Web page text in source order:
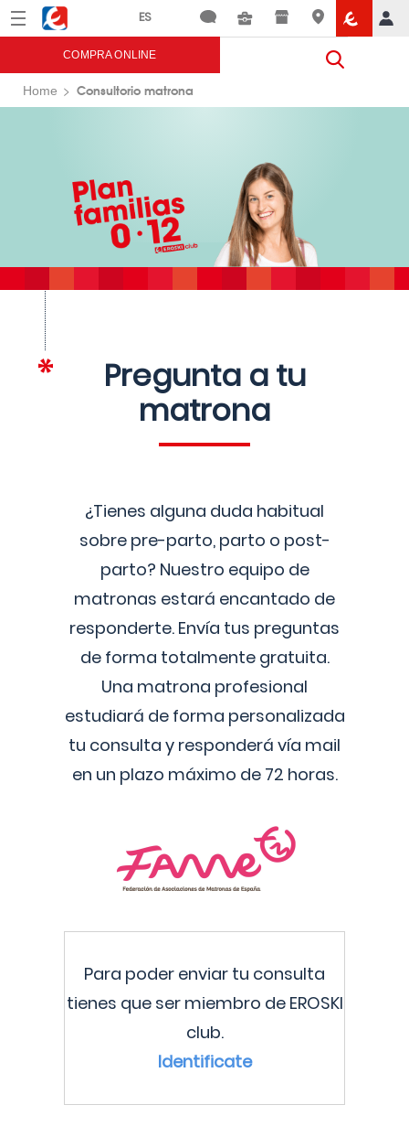
Menú Eroski
COMPRA ONLINE
Home Consultorio matrona
Pregunta a tu
matrona
¿Tienes alguna duda habitual
sobre pre-parto, parto o post-
parto? Nuestro equipo de
matronas estará encantado de
responderte. Envía tus preguntas
de forma totalmente gratuita.
Una matrona profesional
estudiará de forma personalizada
tu consulta y responderá vía mail
en un plazo máximo de 72 horas.
Para poder enviar tu consulta
tienes que ser miembro de EROSKI
club.
Identificate